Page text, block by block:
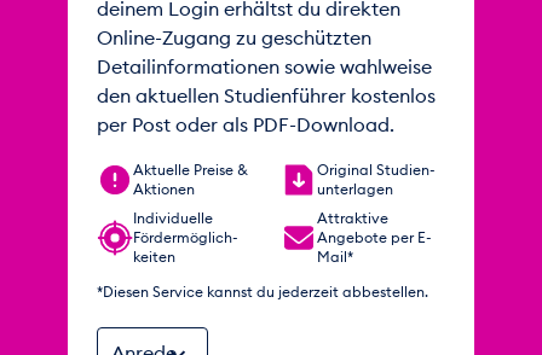
deinem Login erhältst du direkten
Online-Zugang zu geschützten
Detailinformationen sowie wahlweise
den aktuellen Studienführer kostenlos
per Post oder als PDF-Download.
Aktuelle Preise &
Aktionen
Original Studien­
unterlagen
Individuelle
Förder­möglich­
keiten
Attraktive
Angebote per E-
Mail*
*Diesen Service kannst du jederzeit abbestellen.